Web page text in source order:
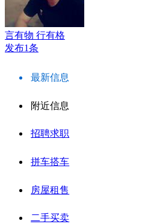
言有物 行有格
发布1条
最新信息
附近信息
招聘求职
拼车搭车
房屋租售
二手买卖